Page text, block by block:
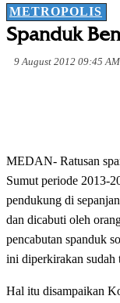
METROPOLIS
Spanduk
9 August 2012 09:45 AM
MEDAN- Ratusan
Sumut periode 2013-
pendukung di
dan dicabuti oleh
pencabutan spanduk
ini diperkirakan sudah
Hal itu disampaikan